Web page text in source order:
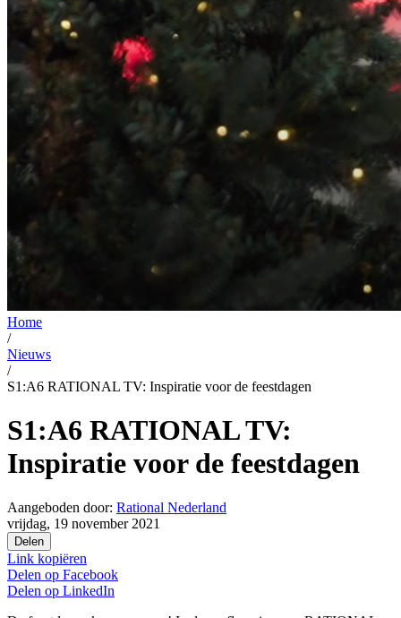
Home
/
Nieuws
/
S1:A6 RATIONAL TV: Inspiratie voor de feestdagen
S1:A6 RATIONAL TV:
Inspiratie voor de feestdagen
Aangeboden door: Rational Nederland
vrijdag, 19 november 2021
Delen
Link kopiëren
Delen op Facebook
Delen op LinkedIn